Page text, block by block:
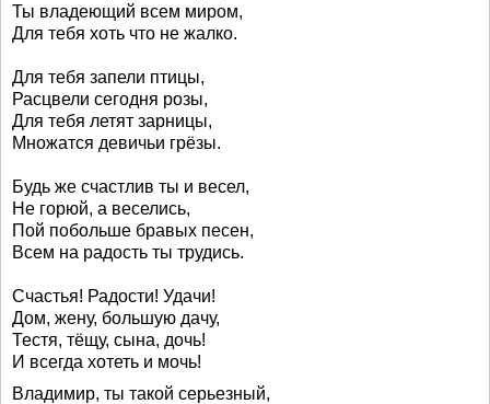
Ты владеющий всем миром,
Для тебя хоть что не жалко.
Для тебя запели птицы,
Расцвели сегодня розы,
Для тебя летят зарницы,
Множатся девичьи грёзы.
Будь же счастлив ты и весел,
Не горюй, а веселись,
Пой побольше бравых песен,
Всем на радость ты трудись.
Счастья! Радости! Удачи!
Дом, жену, большую дачу,
Тестя, тёщу, сына, дочь!
И всегда хотеть и мочь!
Владимир, ты такой серьезный,